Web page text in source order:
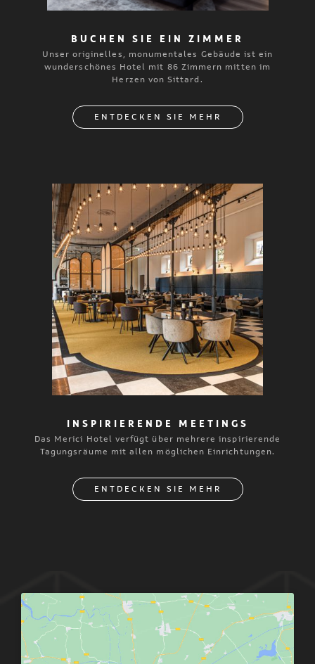
BUCHEN SIE EIN ZIMMER
Unser originelles, monumentales Gebäude ist ein
wunderschönes Hotel mit 86 Zimmern mitten im
Herzen von Sittard.
ENTDECKEN SIE MEHR
INSPIRIERENDE MEETINGS
Das Merici Hotel verfügt über mehrere inspirierende
Tagungsräume mit allen möglichen Einrichtungen.
ENTDECKEN SIE MEHR